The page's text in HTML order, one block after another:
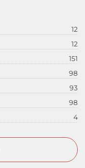
12
12
151
98
93
98
4